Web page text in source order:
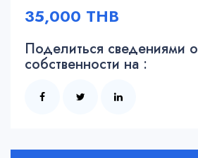
35,000 THB
Поделиться сведениями о
собственности на :